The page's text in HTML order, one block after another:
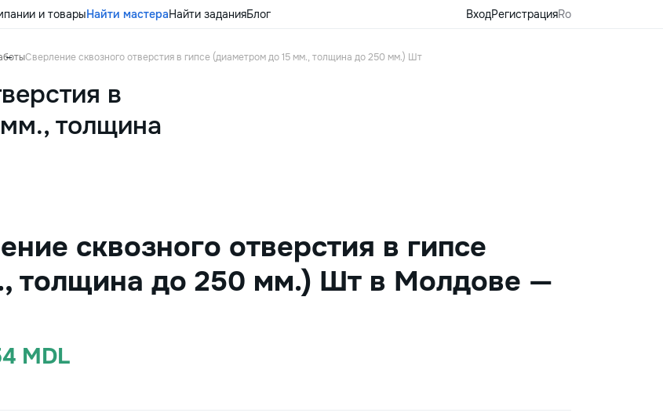
и товарыНайти мастераНайти заданияБлог ВходРегистрацияRo
Сверление сквозного отверстия в гипсе (диаметром до 15 мм., толщина до 250 мм.) Шт
в
толщина
сквозного отверстия в гипсе
толщина до 250 мм.) Шт в Молдове —
MDL